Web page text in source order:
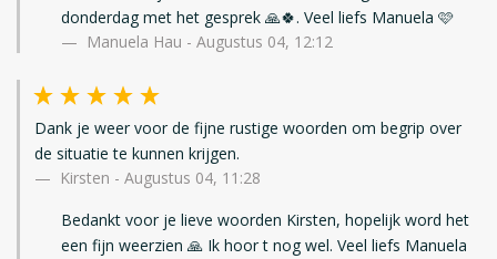
donderdag met het gesprek 🙏🍀. Veel liefs Manuela 🩷
Manuela Hau - Augustus 04, 12:12
Dank je weer voor de fijne rustige woorden om begrip over
de situatie te kunnen krijgen.
Kirsten - Augustus 04, 11:28
Bedankt voor je lieve woorden Kirsten, hopelijk word het
een fijn weerzien 🙏 Ik hoor t nog wel. Veel liefs Manuela